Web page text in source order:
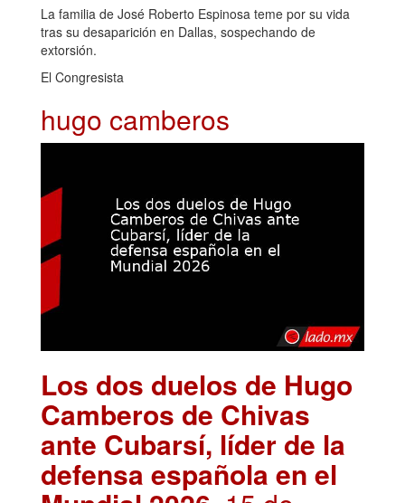
La familia de José Roberto Espinosa teme por su vida
tras su desaparición en Dallas, sospechando de
extorsión.
El Congresista
hugo camberos
Los dos duelos de Hugo
Camberos de Chivas
ante Cubarsí, líder de la
defensa española en el